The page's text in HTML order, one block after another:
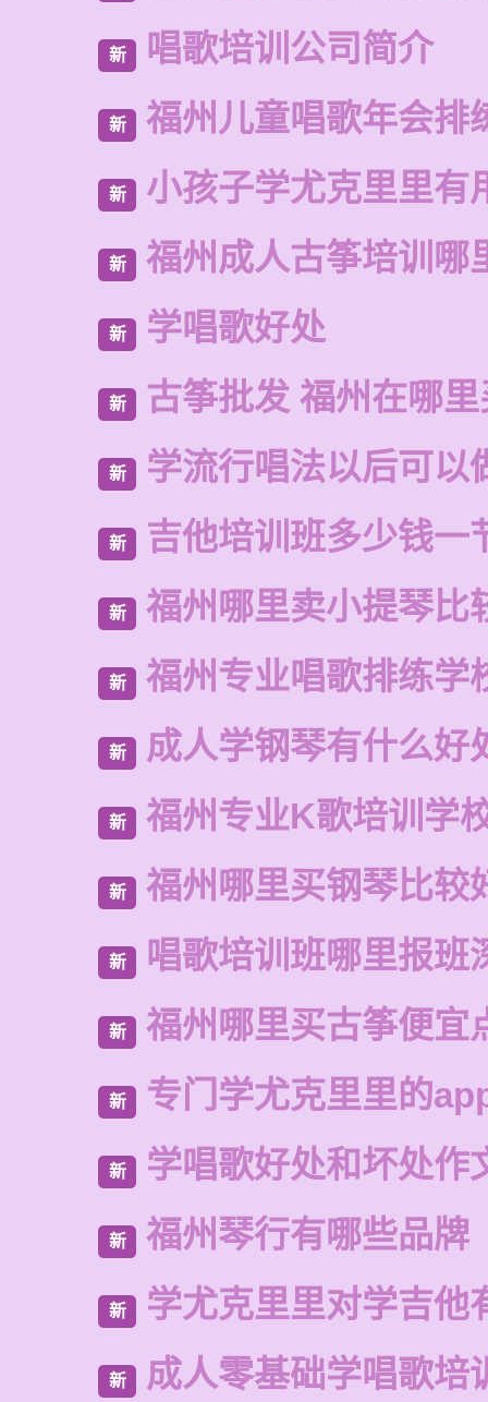
新 唱歌培训公司简介
新 福州儿童唱歌年会排
新 小孩子学尤克里里有
新 福州成人古筝培训哪
新 学唱歌好处
新 古筝批发 福州在哪
新 学流行唱法以后可以
新 吉他培训班多少钱一
新 福州哪里卖小提琴比
新 福州专业唱歌排练学
新 成人学钢琴有什么好
新 福州专业K歌培训学
新 福州哪里买钢琴比较
新 唱歌培训班哪里报班
新 福州哪里买古筝便宜
新 专门学尤克里里的
新 学唱歌好处和坏处作
新 福州琴行有哪些品牌
新 学尤克里里对学吉他
新 成人零基础学唱歌培